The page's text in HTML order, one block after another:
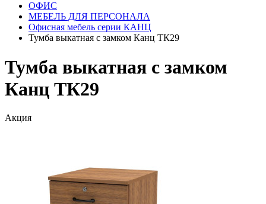
ОФИС
МЕБЕЛЬ ДЛЯ ПЕРСОНАЛА
Офисная мебель серии КАНЦ
Тумба выкатная с замком Канц ТК29
Тумба выкатная с замком
Канц ТК29
Акция